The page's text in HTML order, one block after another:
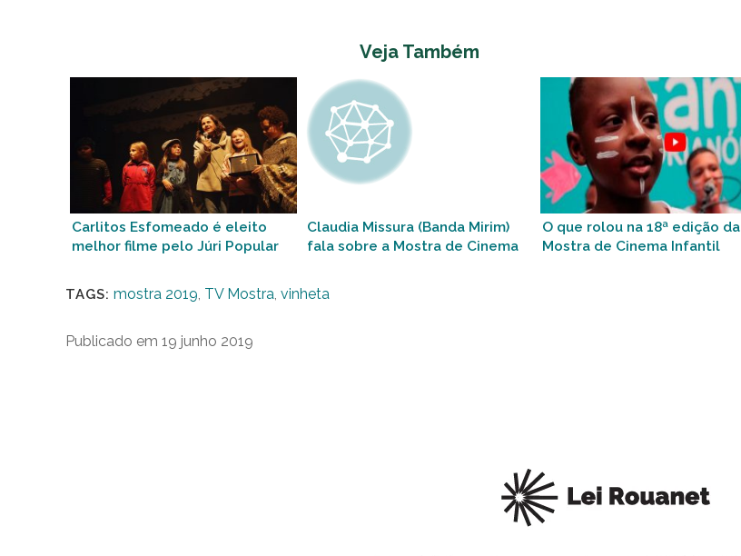
Veja Também
Carlitos Esfomeado é eleito
melhor filme pelo Júri Popular
Claudia Missura (Banda Mirim)
fala sobre a Mostra de Cinema
O que rolou na 18ª edição da
Mostra de Cinema Infantil
TAGS: mostra 2019, TV Mostra, vinheta
Publicado em 19 junho 2019